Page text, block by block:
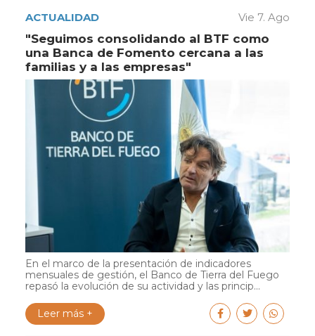
ACTUALIDAD Vie 7. Ago
"Seguimos consolidando al BTF como
una Banca de Fomento cercana a las
familias y a las empresas"
En el marco de la presentación de indicadores
mensuales de gestión, el Banco de Tierra del Fuego
repasó la evolución de su actividad y las princip...
Leer más +